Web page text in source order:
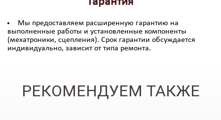
Мы предоставляем расширенную гарантию на
выполненные работы и установленные компоненты
(мехатроники, сцепления). Срок гарантии обсуждается
индивидуально, зависит от типа ремонта.
РЕКОМЕНДУЕМ ТАКЖЕ